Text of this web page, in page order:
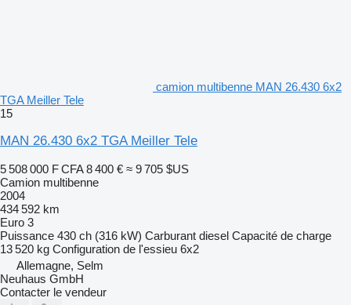
camion multibenne MAN 26.430 6x2
TGA Meiller Tele
15
MAN 26.430 6x2 TGA Meiller Tele
5 508 000 F CFA 8 400 € ≈ 9 705 $US
Camion multibenne
2004
434 592 km
Euro 3
Puissance 430 ch (316 kW) Carburant diesel Capacité de charge
13 520 kg Configuration de l'essieu 6x2
Allemagne, Selm
Neuhaus GmbH
Contacter le vendeur